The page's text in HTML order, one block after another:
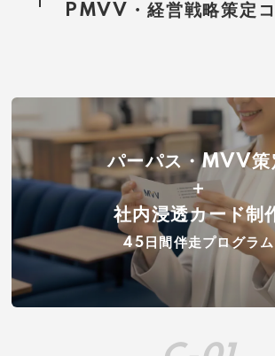
PMVV・経営戦略策定
パーパス・MVV策
＋
社内浸透カード制
45日間伴走プログラム